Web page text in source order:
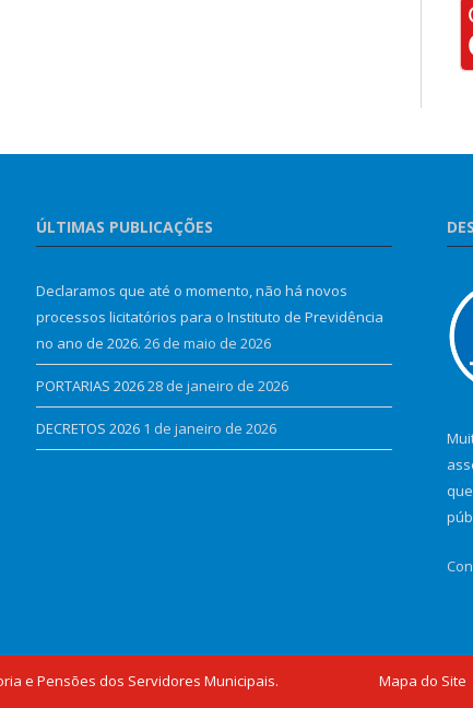
ÚLTIMAS PUBLICAÇÕES
Declaramos que até o momento, não há novos
processos licitatórios para o Instituto de Previdência
no ano de 2026. 26 de maio de 2026
PORTARIAS 202628 de janeiro de 2026
DECRETOS 2026 1 de janeiro de 2026
e Pensões dos Servidores Municipais. Mapa do Site